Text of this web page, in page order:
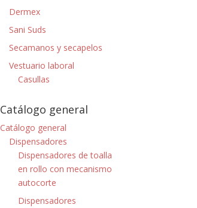
Dermex
Sani Suds
Secamanos y secapelos
Vestuario laboral
Casullas
Catálogo general
Catálogo general
Dispensadores
Dispensadores de toalla
en rollo con mecanismo
autocorte
Dispensadores